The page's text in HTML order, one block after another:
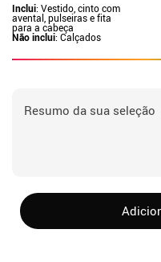
Inclui: Vestido, cinto com
avental, pulseiras e fita
para a cabeça
Não inclui: Calçados
Resumo da sua seleção